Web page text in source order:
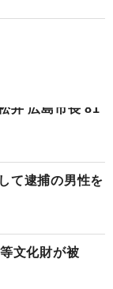
井 広島市長 81
て逮捕の男性を
文化財が被